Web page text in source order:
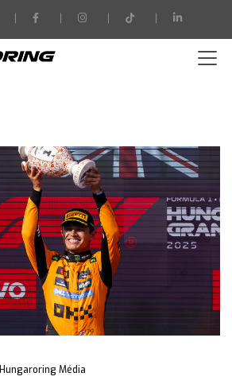
Hungaroring Média